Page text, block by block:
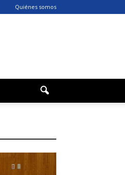
Quiénes somos